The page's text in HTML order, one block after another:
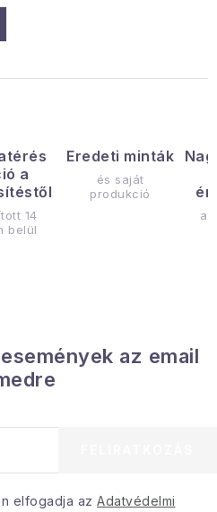
a
14
belül
Eredeti minták
és saját
produkció
az email
elfogadja az Adatvédelmi